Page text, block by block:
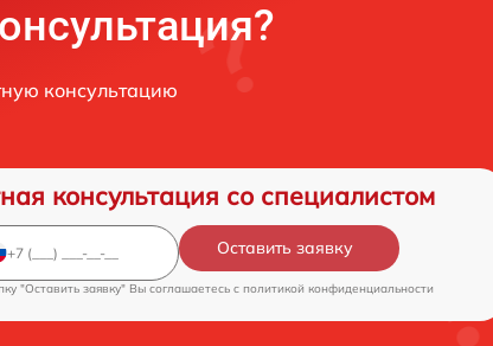
консультацию
консультация со специалистом
Оставить заявку
"Оставить заявку" Вы соглашаетесь c политикой конфиденциальности